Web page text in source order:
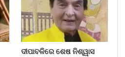
ଦୀପାବଳିରେ ଶେଷ ନିଶ୍ୱାସ